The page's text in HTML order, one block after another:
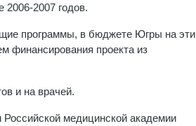
2007 годов.
программы, в бюджете Югры на эти
финансирования проекта из
и на врачей.
медицинской академии